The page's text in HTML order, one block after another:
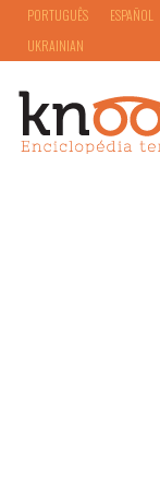
PORTUGUÊS ESPAÑOL
UKRAINIAN